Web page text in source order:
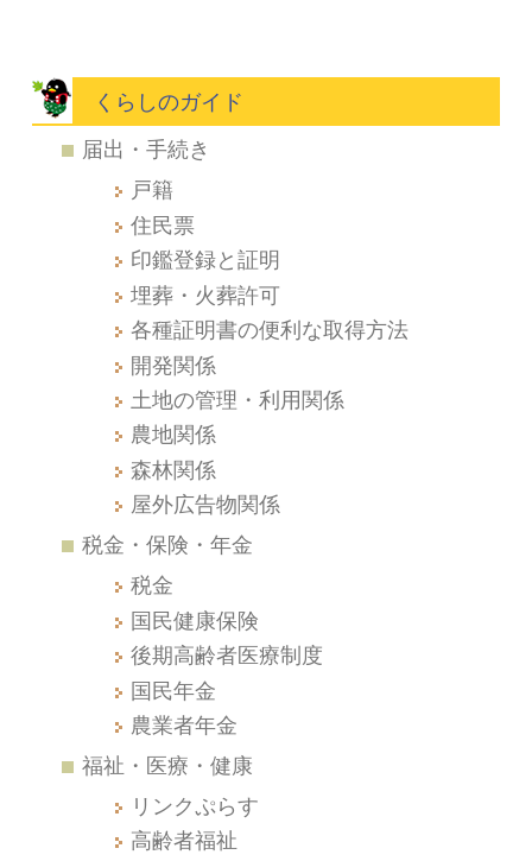
くらしのガイド
届出・手続き
戸籍
住民票
印鑑登録と証明
埋葬・火葬許可
各種証明書の便利な取得方法
開発関係
土地の管理・利用関係
農地関係
森林関係
屋外広告物関係
税金・保険・年金
税金
国民健康保険
後期高齢者医療制度
国民年金
農業者年金
福祉・医療・健康
リンクぷらす
高齢者福祉